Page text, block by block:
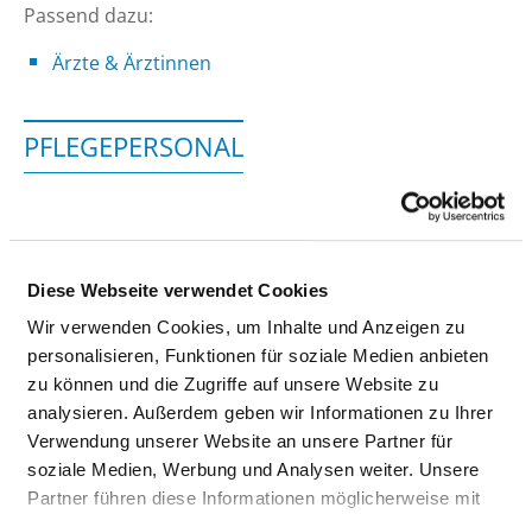
Diese Webseite verwendet Cookies
Wir verwenden Cookies, um Inhalte und Anzeigen zu
personalisieren, Funktionen für soziale Medien anbieten
zu können und die Zugriffe auf unsere Website zu
analysieren. Außerdem geben wir Informationen zu Ihrer
Verwendung unserer Website an unsere Partner für
soziale Medien, Werbung und Analysen weiter. Unsere
Partner führen diese Informationen möglicherweise mit
Passend dazu:
Ärzte & Ärztinnen
PFLEGEPERSONAL
Personelle Ausstattung der Fachabteilung mit
Pflegepersonal. Mitarbeitende, die nicht eindeutig
werden übergreifend für das Krankenhaus erfasst.
GESUNDHEITS- UND KRANKENPFLEGER UND
GESUNDHEITS- UND KRANKENPFLEGERINNEN
Mit Fachabteilungszuordnung